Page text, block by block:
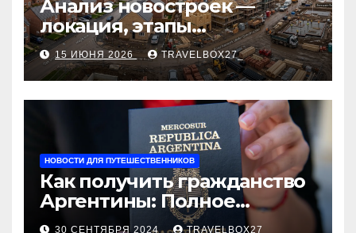
Анализ новостроек —
локация, этапы
строительства, проверка
застройщика, сценарии
оформления сделки и
рыночные ориентиры
15 ИЮНЯ 2026 TRAVELBOX27_
НОВОСТИ ДЛЯ ПУТЕШЕСТВЕННИКОВ
Как получить гражданство
Аргентины: Полное
руководство
30 СЕНТЯБРЯ 2024 TRAVELBOX27_